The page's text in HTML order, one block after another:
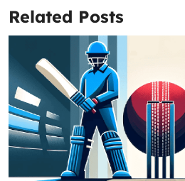
Related Posts